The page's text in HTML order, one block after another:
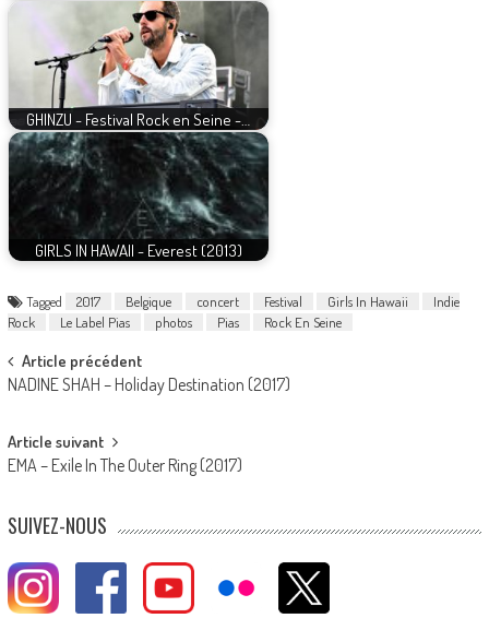
GHINZU - Festival Rock en Seine -…
GIRLS IN HAWAII - Everest (2013)
Tagged 2017 Belgique concert Festival Girls In Hawaii
Indie
Rock
Le Label Pias photos Pias Rock En Seine
Post
navigation
Article précédent
NADINE SHAH – Holiday Destination (2017)
Article suivant
EMA – Exile In The Outer Ring (2017)
SUIVEZ-NOUS